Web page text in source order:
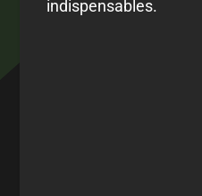
indispensables.